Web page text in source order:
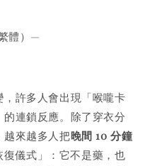
體）—
許多人會出現「喉嚨卡
連鎖反應。除了穿衣分
越來越多人把晚間 10 分鐘
儀式」：它不是藥，也